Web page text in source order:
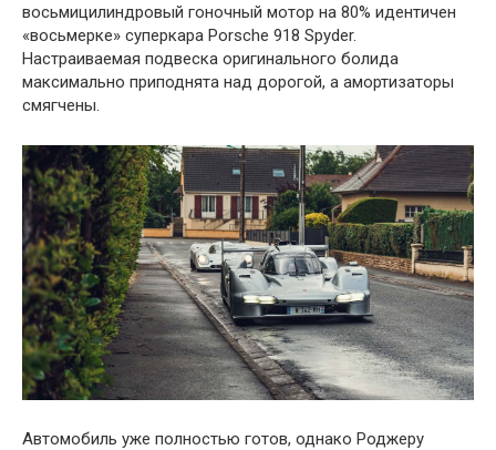
восьмицилиндровый гоночный мотор на 80% идентичен
«восьмерке» суперкара Porsche 918 Spyder.
Настраиваемая подвеска оригинального болида
максимально приподнята над дорогой, а амортизаторы
смягчены.
Автомобиль уже полностью готов, однако Роджеру